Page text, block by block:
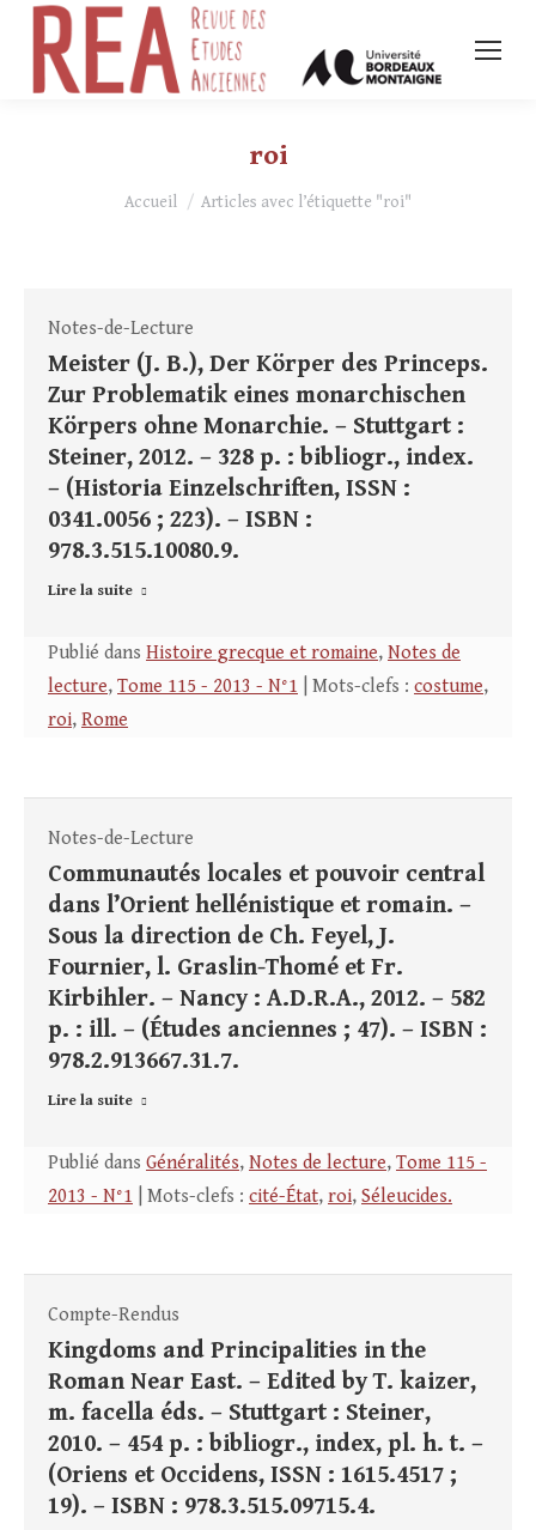
roi
Vous êtes ici :
Accueil Articles avec l’étiquette "roi"
Notes-de-Lecture
Meister (J. B.), Der Körper des Princeps.
Zur Problematik eines monarchischen
Körpers ohne Monarchie. – Stuttgart :
Steiner, 2012. – 328 p. : bibliogr., index.
– (Historia Einzelschriften, ISSN :
0341.0056 ; 223). – ISBN :
978.3.515.10080.9.
Lire la suite
Publié dans Histoire grecque et romaine, Notes de
lecture, Tome 115 - 2013 - N°1 | Mots-clefs : costume,
roi, Rome
Notes-de-Lecture
Communautés locales et pouvoir central
dans l’Orient hellénistique et romain. –
Sous la direction de Ch. Feyel, J.
Fournier, l. Graslin-Thomé et Fr.
Kirbihler. – Nancy : A.D.R.A., 2012. – 582
p. : ill. – (Études anciennes ; 47). – ISBN :
978.2.913667.31.7.
Lire la suite
Publié dans Généralités, Notes de lecture, Tome 115 -
2013 - N°1 | Mots-clefs : cité-État, roi, Séleucides.
Compte-Rendus
Kingdoms and Principalities in the
Roman Near East. – Edited by T. kaizer,
m. facella éds. – Stuttgart : Steiner,
2010. – 454 p. : bibliogr., index, pl. h. t. –
(Oriens et Occidens, ISSN : 1615.4517 ;
19). – ISBN : 978.3.515.09715.4.